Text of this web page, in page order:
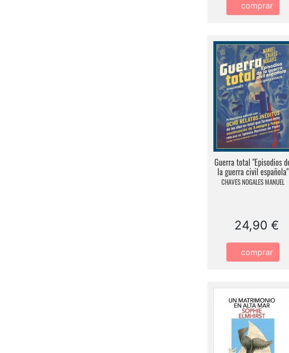
comprar
Guerra total "Episodios
la guerra civil española"
CHAVES NOGALES MANUEL
24,90 €
comprar